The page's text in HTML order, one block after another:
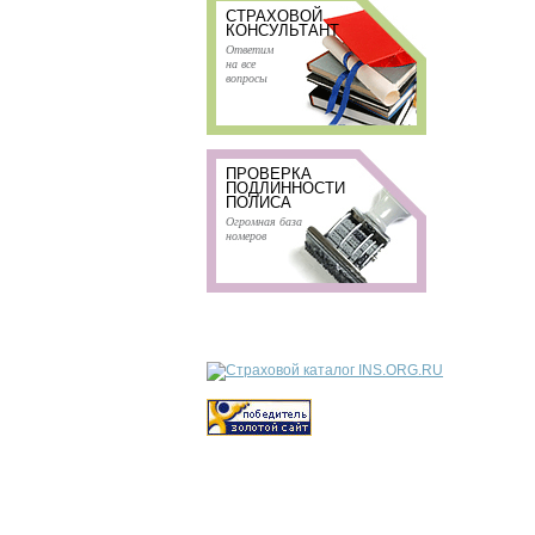
СТРАХОВОЙ
КОНСУЛЬТАНТ
Ответим
на все
вопросы
ПРОВЕРКА
ПОДЛИННОСТИ
ПОЛИСА
Огромная база
номеров